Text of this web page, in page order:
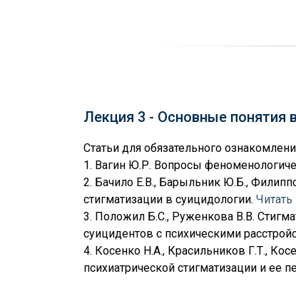
Лекция 3 - Основные понятия
Статьи для обязательного
1. Вагин Ю.Р. Вопросы
2. Бачило Е.В., Барыльник Ю.Б.,
стигматизации в суицидологии. Читать
3. Положил Б.С., Руженкова В.В.
суицидентов с психическими
4. Косенко Н.А., Красильников Г.Т.,
психиатрической стигматизации и ее